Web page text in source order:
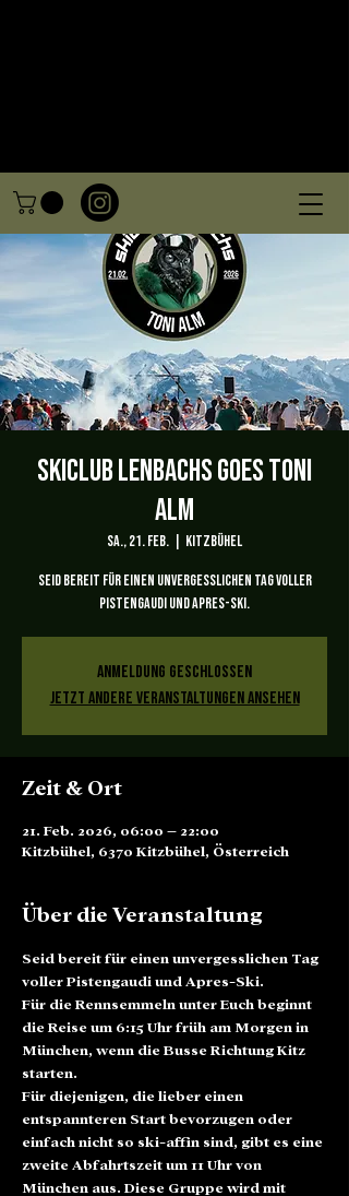
SKICLUB LENBACHS GOES TONI
ALM
Sa., 21. Feb. Kitzbühel
Seid bereit für einen unvergesslichen Tag voller
Pistengaudi und Apres-Ski.
Anmeldung geschlossen
Jetzt andere Veranstaltungen ansehen
Zeit & Ort
21. Feb. 2026, 06:00 – 22:00
Kitzbühel, 6370 Kitzbühel, Österreich
Über die Veranstaltung
Seid bereit für einen unvergesslichen Tag
voller Pistengaudi und Apres-Ski.
Für die Rennsemmeln unter Euch beginnt
die Reise um 6:15 Uhr früh am Morgen in
München, wenn die Busse Richtung Kitz
starten.
Für diejenigen, die lieber einen
entspannteren Start bevorzugen oder
einfach nicht so ski-affin sind, gibt es eine
zweite Abfahrtszeit um 11 Uhr von
München aus. Diese Gruppe wird mit